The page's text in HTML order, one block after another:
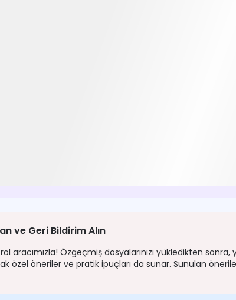
ve Geri Bildirim Alın
aracımızla! Özgeçmiş dosyalarınızı yükledikten
özel öneriler ve pratik ipuçları da sunar. Sunulan